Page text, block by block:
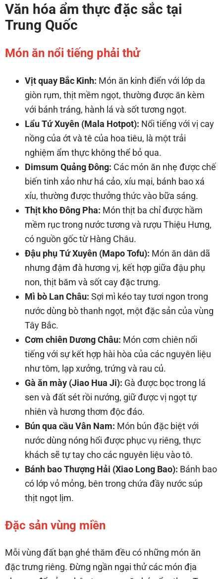
Văn hóa ẩm thực đặc sắc tại
Trung Quốc
Món ăn nổi tiếng phải thử
Vịt quay Bắc Kinh: Món ăn kinh điển với lớp da
giòn rụm, thịt mềm ngọt, thường được ăn kèm
với bánh tráng, hành lá và sốt tương ngọt.
Lẩu Tứ Xuyên (Mala Hotpot): Nổi tiếng với vị cay
nồng của ớt và tê của hoa tiêu, là một trải
nghiệm ẩm thực không thể bỏ qua.
Dimsum Quảng Đông: Các món ăn nhẹ được chế
biến tinh xảo như há cảo, xíu mại, bánh bao xá
xíu, thường được thưởng thức vào bữa sáng.
Thịt kho Đông Pha: Món thịt ba chỉ được hầm
mềm rục trong nước tương và rượu Thiệu Hưng,
có nguồn gốc từ Hàng Châu.
Đậu phụ Tứ Xuyên (Mapo Tofu): Món ăn dân dã
nhưng đậm đà hương vị, kết hợp giữa đậu phụ
non, thịt băm và sốt cay đặc trưng.
Mì bò Lan Châu: Sợi mì kéo tay tươi ngon trong
nước dùng bò thanh ngọt, một đặc sản của vùng
Tây Bắc.
Cơm chiên Dương Châu: Món cơm chiên nổi
tiếng với sự kết hợp hài hòa của các nguyên liệu
như tôm, lạp xưởng, trứng và rau củ.
Gà ăn mày (Jiao Hua Ji): Gà được bọc trong lá
sen và đất sét rồi nướng, giữ được vị ngọt tự
nhiên và hương thơm độc đáo.
Bún qua cầu Vân Nam: Món bún đặc biệt với
nước dùng nóng hổi được phục vụ riêng, thực
khách sẽ tự tay cho các nguyên liệu vào tô.
Bánh bao Thượng Hải (Xiao Long Bao): Bánh bao
có lớp vỏ mỏng, bên trong chứa đầy nước súp
thịt ngọt lịm.
Đặc sản vùng miền
Mỗi vùng đất bạn ghé thăm đều có những món ăn
đặc trưng riêng. Đừng ngần ngại thử các món địa